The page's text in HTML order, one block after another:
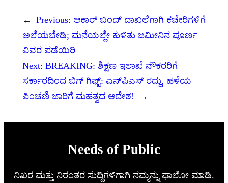
← Previous: ಆಕಾರ್ ಬಂದ್ ದಾಖಲೆಗಾಗಿ ಕಚೇರಿಗಳಿಗೆ
ಅಲೆಯಬೇಡಿ; ಮನೆಯಲ್ಲೇ ಕುಳಿತು ಜಮೀನಿನ ಪೂರ್ಣ
ವಿವರ ಪಡೆಯಿರಿ
Next: BREAKING: ಶಿಕ್ಷಣ ಇಲಾಖೆ ನೌಕರರಿಗೆ
ಸರ್ಕಾರದಿಂದ ಬಿಗ್ ಗಿಫ್ಟ್: ಎನ್‌ಪಿಎಸ್ ರದ್ದು, ಹಳೆಯ
ಪಿಂಚಣಿ ಜಾರಿಗೆ ಮಹತ್ವದ ಆದೇಶ!
→
Needs of Public
ನಿಖರ ಮತ್ತು ನಿರಂತರ ಸುದ್ದಿಗಳಿಗಾಗಿ ನಮ್ಮನ್ನು ಫಾಲೋ ಮಾಡಿ.